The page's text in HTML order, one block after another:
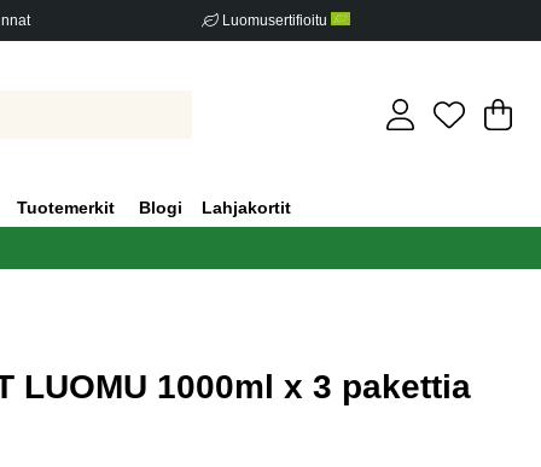
Luomusertifioitu
.
Tuotemerkit Blogi Lahjakortit
LUOMU 1000ml x 3 pakettia